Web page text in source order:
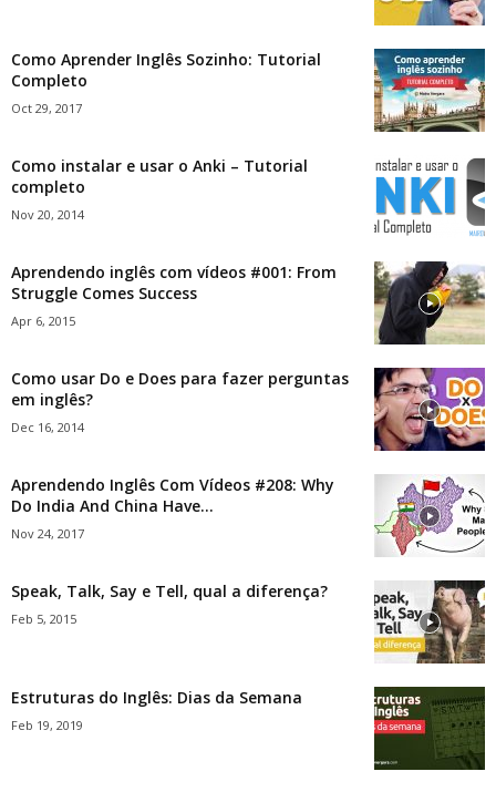
Como Aprender Inglês Sozinho: Tutorial
Completo
Oct 29, 2017
Como instalar e usar o Anki – Tutorial
completo
Nov 20, 2014
Aprendendo inglês com vídeos #001: From
Struggle Comes Success
Apr 6, 2015
Como usar Do e Does para fazer perguntas
em inglês?
Dec 16, 2014
Aprendendo Inglês Com Vídeos #208: Why
Do India And China Have...
Nov 24, 2017
Speak, Talk, Say e Tell, qual a diferença?
Feb 5, 2015
Estruturas do Inglês: Dias da Semana
Feb 19, 2019